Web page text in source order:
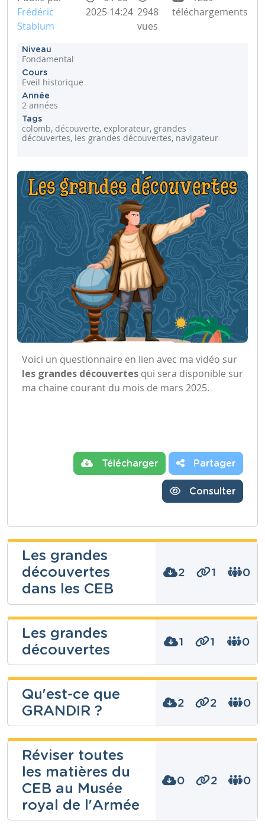
Frédéric
Stablum
2025 14:24 2948
vues
téléchargements
Niveau
Fondamental
Cours
Eveil historique
Année
2 années
Tags
colomb, découverte, explorateur, grandes
découvertes, les grandes découvertes, navigateur
Voici un questionnaire en lien avec ma vidéo sur
les grandes découvertes qui sera disponible sur
ma chaine courant du mois de mars 2025.
Télécharger Partager
Consulter
Les grandes
découvertes
dans les CEB
2 1 0
Frédéric
Stablum
Niveau
Eveil historique
Année
2 années
CEB, colomb, explorateur, les grandes découvertes,
navigateur
Les grandes
découvertes
1 1 0
Frédéric
Stablum
Niveau
Eveil historique
Année
2 années
Tags
colomb, découverte, explorateur, les grandes
découvertes, navigateur
Qu'est-ce que
GRANDIR ?
2 2 0
Fred Ljn
Niveau
Fondamental
Cours
Education à la philosophie et la citoyenneté
Réviser toutes
les matières du
CEB au Musée
royal de l'Armée
0 2 0